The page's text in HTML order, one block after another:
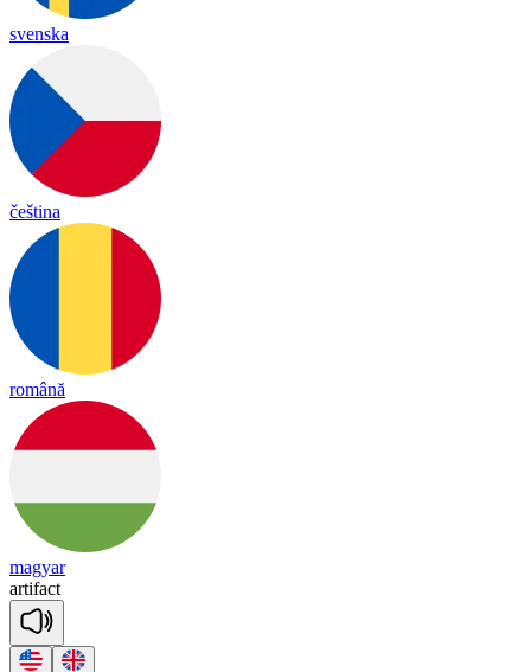
svenska
čeština
română
magyar
artifact